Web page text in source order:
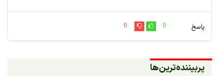
پاسخ 0
0
پربیننده‌ترین‌ها